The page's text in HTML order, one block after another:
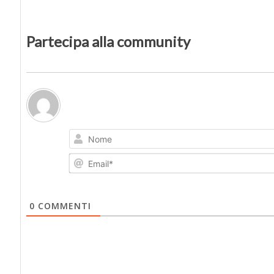
Partecipa alla community
0 COMMENTI